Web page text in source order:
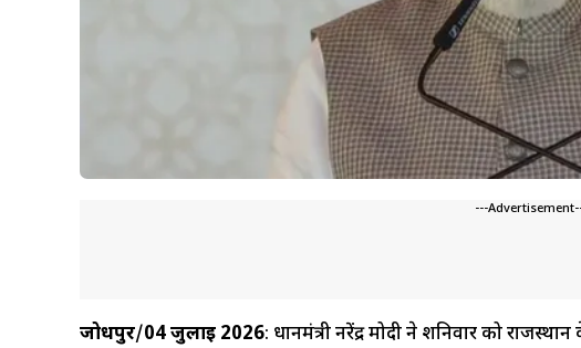
---
जोधपुर/04 जुलाई 2026: प्रधानमंत्री नरेंद्र मोदी ने शनिवार को